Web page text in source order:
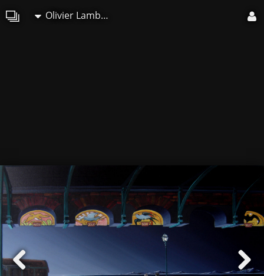
Olivier Lamboray